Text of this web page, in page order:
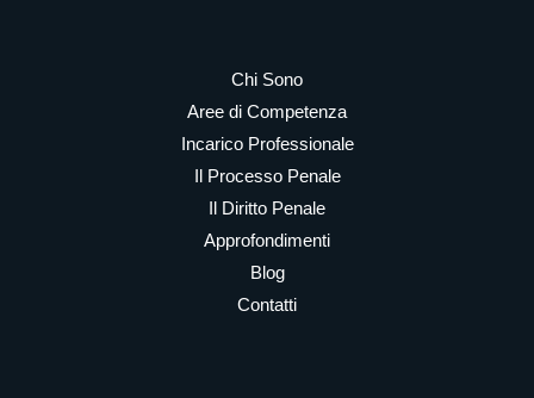
Chi Sono
Aree di Competenza
Incarico Professionale
Il Processo Penale
Il Diritto Penale
Approfondimenti
Blog
Contatti